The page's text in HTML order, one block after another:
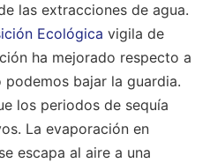
las extracciones de agua.
Ecológica vigila de
ha mejorado respecto a
bajar la guardia.
los periodos de sequía
La evaporación en
escapa al aire a una